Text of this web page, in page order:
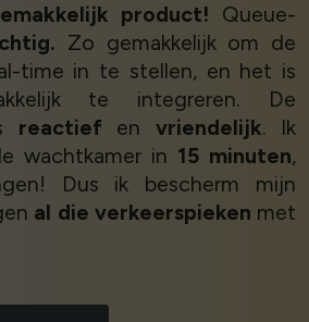
product! Queue-
Zo gemakkelijk om de
time in te stellen, en het is
te integreren. De
reactief en vriendelijk. Ik
wachtkamer in 15 minuten,
Dus ik bescherm mijn
al die verkeerspieken met